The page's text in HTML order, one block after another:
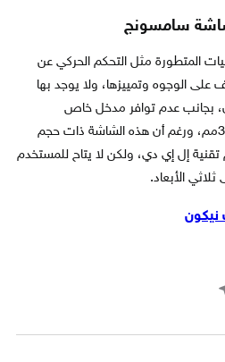
المتطورة مثل التحكم الحركي عن
على الوجوه وتمييزها، ولا يوجد بها
بجانب عدم توافر مدخل خاص
بالسماعات الخارجية ذات قطر 3.5مم، ورغم أن هذه الشاشة ذات حجم
وتدعم تقنية إل إي دي، ولكن لا يتاح للمستخدم
الأبعاد.
نيكون